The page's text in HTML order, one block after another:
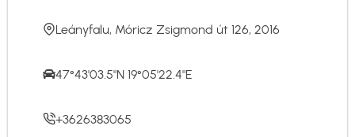
Leányfalu, Móricz Zsigmond út 126, 2016
47°43'03.5"N 19°05'22.4"E
+3626383065